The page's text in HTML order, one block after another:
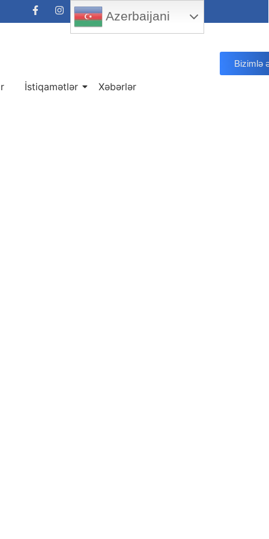
İstiqamətlər Xəbərlər
Bizimlə
Azerbaijani